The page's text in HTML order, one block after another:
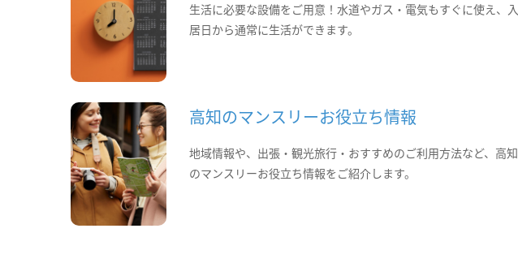
生活に必要な設備をご用意！水道やガス・電気もすぐに使え、入
居日から通常に生活ができます。
高知のマンスリーお役立ち情報
地域情報や、出張・観光旅行・おすすめのご利用方法など、高知
のマンスリーお役立ち情報をご紹介します。